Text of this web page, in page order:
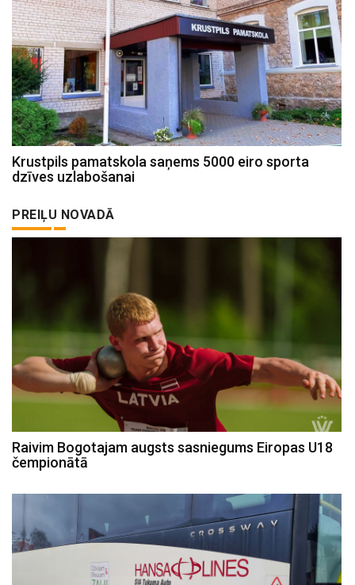
Krustpils pamatskola saņems 5000 eiro sporta
dzīves uzlabošanai
PREIĻU NOVADĀ
Raivim Bogotajam augsts sasniegums Eiropas U18
čempionātā